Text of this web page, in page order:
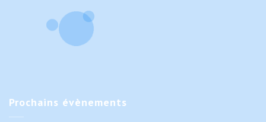
Prochains évènements